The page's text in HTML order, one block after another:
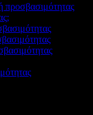
προσβασιμότητας